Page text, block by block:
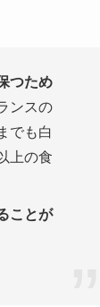
つため
ンスの
でも白
上の食
ことが